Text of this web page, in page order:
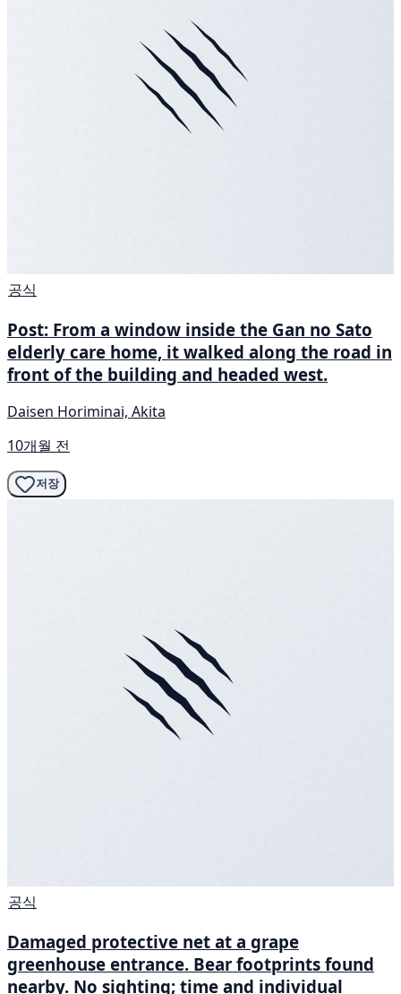
공식
Post: From a window inside the Gan no Sato
elderly care home, it walked along the road in
front of the building and headed west.
Daisen Horiminai, Akita
10개월 전
저장
공식
Damaged protective net at a grape
greenhouse entrance. Bear footprints found
nearby. No sighting; time and individual